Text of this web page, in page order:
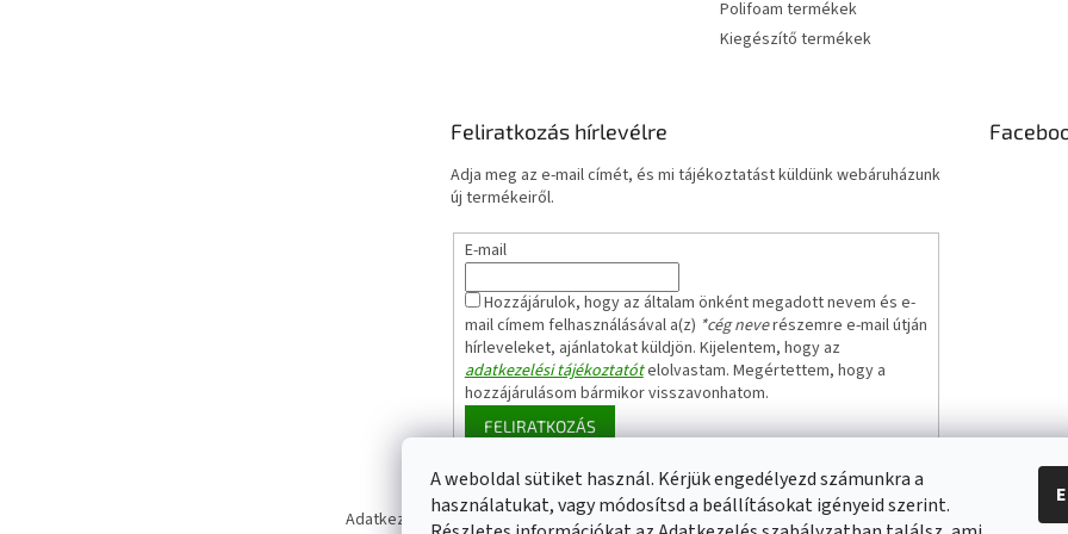
A weboldal sütiket használ. Kérjük engedélyezd számunkra a
használatukat, vagy módosítsd a beállításokat igényeid szerint.
Polifoam termékek
Kiegészítő termékek
Feliratkozás hírlevélre
Adja meg az e-mail címét, és mi tájékoztatást küldünk webáruházunk
új termékeiről.
E-mail
Hozzájárulok, hogy az általam önként megadott nevem és e-
mail címem felhasználásával a(z) *cég neverészemre e-mail útján
hírleveleket, ajánlatokat küldjön. Kijelentem, hogy az
adatkezelési tájékoztatótelolvastam. Megértettem, hogy a
hozzájárulásom bármikor visszavonhatom.
FELIRATKOZÁS
Adatkezelési tájékoztató Elérhetőségeink Impresszum Üzleti feltételek (ÁSZF) Jótállási